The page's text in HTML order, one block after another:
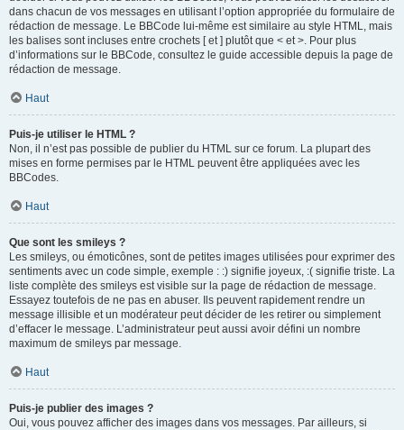
dans chacun de vos messages en utilisant l’option appropriée du formulaire de
rédaction de message. Le BBCode lui-même est similaire au style HTML, mais
les balises sont incluses entre crochets [ et ] plutôt que < et >. Pour plus
d’informations sur le BBCode, consultez le guide accessible depuis la page de
rédaction de message.
Haut
Puis-je utiliser le HTML ?
Non, il n’est pas possible de publier du HTML sur ce forum. La plupart des
mises en forme permises par le HTML peuvent être appliquées avec les
BBCodes.
Haut
Que sont les smileys ?
Les smileys, ou émoticônes, sont de petites images utilisées pour exprimer des
sentiments avec un code simple, exemple : :) signifie joyeux, :( signifie triste. La
liste complète des smileys est visible sur la page de rédaction de message.
Essayez toutefois de ne pas en abuser. Ils peuvent rapidement rendre un
message illisible et un modérateur peut décider de les retirer ou simplement
d’effacer le message. L’administrateur peut aussi avoir défini un nombre
maximum de smileys par message.
Haut
Puis-je publier des images ?
Oui, vous pouvez afficher des images dans vos messages. Par ailleurs, si